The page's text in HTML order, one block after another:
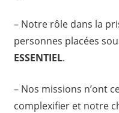
– Notre rôle dans la
personnes placées
ESSENTIEL.
– Nos missions n’ont
complexifier et notre